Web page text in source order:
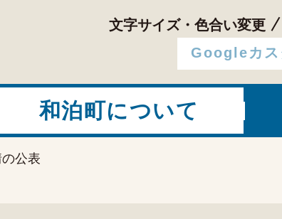
文字サイズ・色合い変更
和泊町について
公表